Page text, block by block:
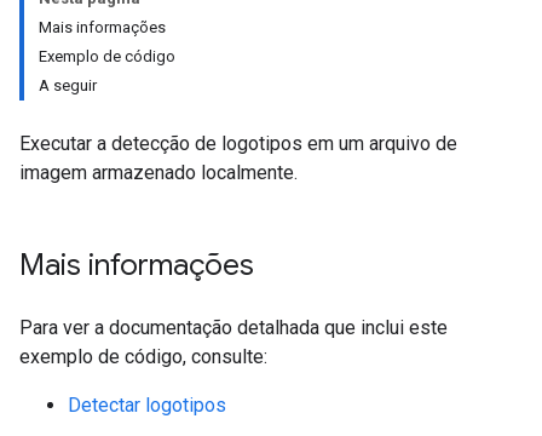
Mais informações
Exemplo de código
A seguir
Executar a detecção de logotipos em um arquivo de
imagem armazenado localmente.
Mais informações
Para ver a documentação detalhada que inclui este
exemplo de código, consulte:
Detectar logotipos